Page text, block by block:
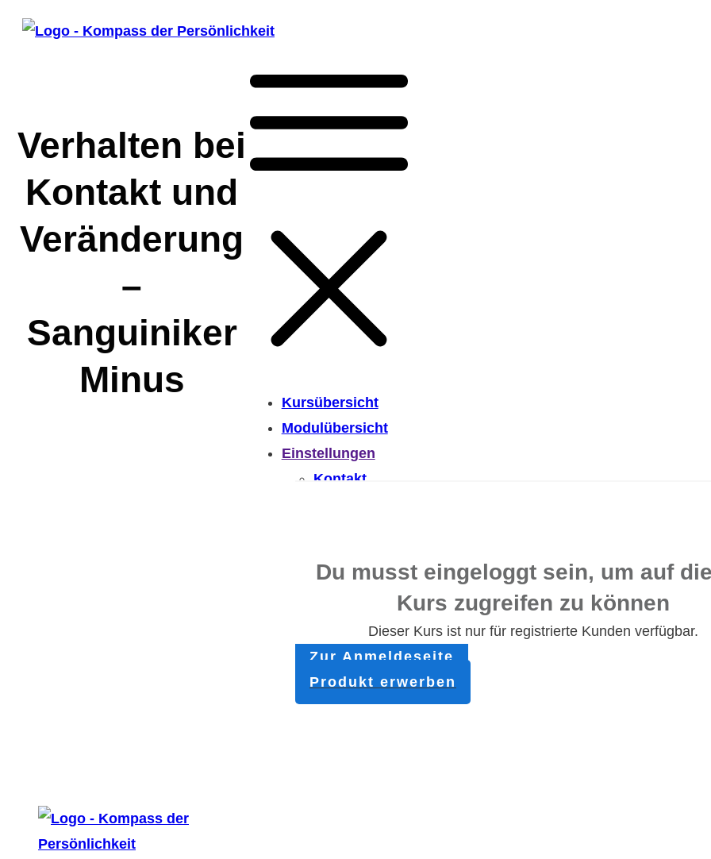
Kursübersicht
Modulübersicht
Einstellungen
Kontakt
Verhalten bei
Kontakt und
Veränderung
–
Sanguiniker
Minus
Du musst eingeloggt sein, um auf
Kurs zugreifen zu können
Dieser Kurs ist nur für registrierte Kunden verfügbar.
Zur Anmeldeseite
Produkt erwerben